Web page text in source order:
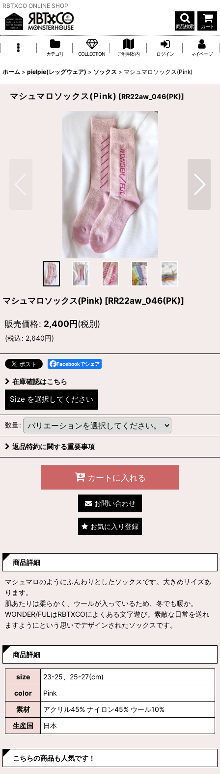
RBTXCO ONLINE SHOP
商品検索 カート
カテゴリ COLLECTION ご利用案内 ログイン マイページ
ホーム > pielpie(レッグウェア) > ソックス > マシュマロソックス(Pink)
マシュマロソックス(Pink) [RR22aw_046(PK)]
マシュマロソックス(Pink) [RR22aw_046(PK)]
販売価格: 2,400円(税別)
(税込: 2,640円)
Facebookでシェア
在庫確認はこちら
Size を選択してください
数量:
返品特約に関する重要事項
カートに入れる
お問い合わせ
お気に入り登録
商品詳細
マシュマロのようにふんわりとしたソックスです。大きめサイズあ
ります。
肌あたりは柔らかく、ウールが入っているため、冬でも暖か。
WONDER/FULはRBTXCOによくある文字遊び。素敵な日常を送れ
ますようにという思いでデザインされたソックスです。
商品詳細
size
23-25、25-27(cm)
color
Pink
素材
アクリル45% ナイロン45% ウール10%
生産国
日本
こちらの商品も人気です！